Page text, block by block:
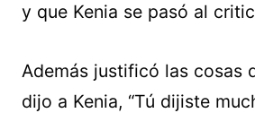
y que Kenia se pasó al
Además justificó las cosas
dijo a Kenia, “Tú dijiste